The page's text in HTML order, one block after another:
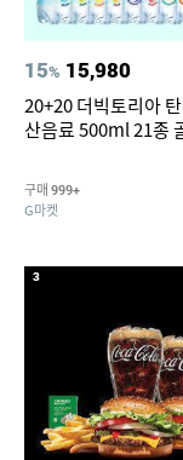
15% 15,980
20+20 더빅토리아
산음료 500ml 21종
구매 999+
G마켓
3